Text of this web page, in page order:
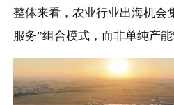
整体来看，农业行业出海机会
服务”组合模式，而非单纯产能